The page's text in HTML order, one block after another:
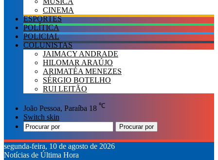
CINEMA
ESPORTES
POLÍTICA
POLICIAL
COLUNISTAS
JAIMACY ANDRADE
HILOMAR ARAÚJO
ARIMATÉA MENEZES
SÉRGIO BOTELHO
RUI LEITÃO
João Pessoa, Paraíba 18 ℃
Switch skin
Procurar por
segunda-feira, 10 de agosto de 2026
Notícias de Última Hora